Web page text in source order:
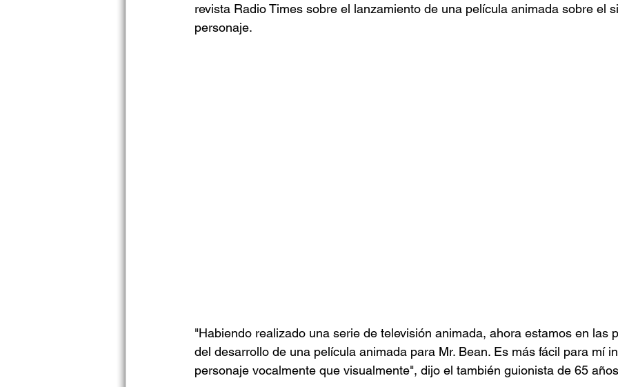
revista Radio Times sobre el lanzamiento de una película animada sobre el
personaje.
"Habiendo realizado una serie de televisión animada, ahora estamos en las
del desarrollo de una película animada para Mr. Bean. Es más fácil para mí
personaje vocalmente que visualmente", dijo el también guionista de 65